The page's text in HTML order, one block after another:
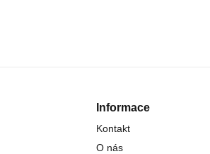
Informace
Kontakt
O nás